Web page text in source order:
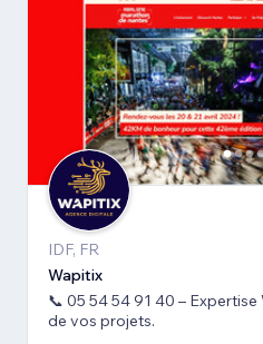
IDF, FR
Wapitix
📞 05 54 54 91 40 –
de vos projets.